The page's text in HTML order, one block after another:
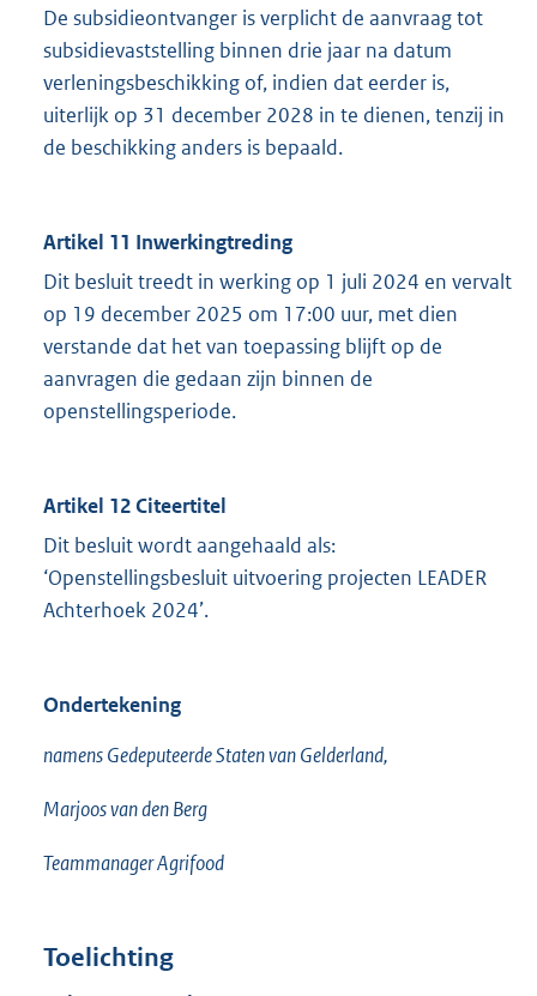
De subsidieontvanger is verplicht de aanvraag tot
subsidievaststelling binnen drie jaar na datum
verleningsbeschikking of, indien dat eerder is,
uiterlijk op 31 december 2028 in te dienen, tenzij in
de beschikking anders is bepaald.
Artikel 11 Inwerkingtreding
Dit besluit treedt in werking op 1 juli 2024 en vervalt
op 19 december 2025 om 17:00 uur, met dien
verstande dat het van toepassing blijft op de
aanvragen die gedaan zijn binnen de
openstellingsperiode.
Artikel 12 Citeertitel
Dit besluit wordt aangehaald als:
‘Openstellingsbesluit uitvoering projecten LEADER
Achterhoek 2024’.
Ondertekening
namens Gedeputeerde Staten van Gelderland,
Marjoos van den Berg
Teammanager Agrifood
Toelichting